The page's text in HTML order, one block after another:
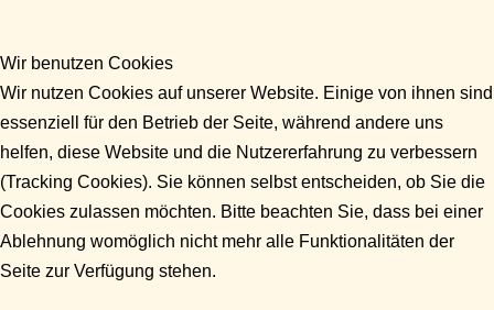
Wir benutzen Cookies
Wir nutzen Cookies auf unserer Website. Einige von ihnen sind
essenziell für den Betrieb der Seite, während andere uns
helfen, diese Website und die Nutzererfahrung zu verbessern
(Tracking Cookies). Sie können selbst entscheiden, ob Sie die
Cookies zulassen möchten. Bitte beachten Sie, dass bei einer
Ablehnung womöglich nicht mehr alle Funktionalitäten der
Seite zur Verfügung stehen.